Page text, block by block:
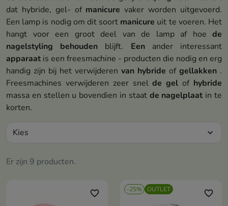
dat hybride, gel- of manicure vaker worden uitgevoerd.
Een lamp is nodig om dit soort manicure uit te voeren. Het
hangt voor een groot deel van de lamp af hoe de
nagelstyling
behouden blijft. Eenander interessant
apparaat is een freesmachine - producten die nodig en erg
handig zijn bij het verwijderen van hybride of gellakken .
Freesmachines verwijderen zeer snelde gel of hybride
massa en stellen u bovendien in staat de nagelplaat in te
korten.
Er zijn 9 producten.
Kies expand_more
favorite_border -25% OUTLET favorite_border